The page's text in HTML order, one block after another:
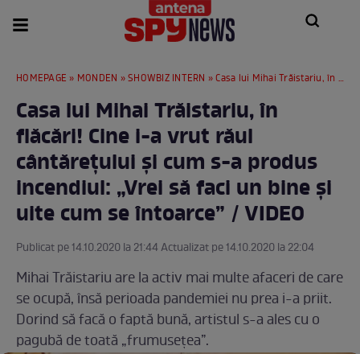
HOMEPAGE » MONDEN »SHOWBIZ INTERN » Casa lui Mihai Trăistariu, în flăcări! Cine i-a vrut răul cântărețului și cum s-a produs incendiul: „Vrei să faci un bine și uite cum se întoarce” / VIDEO
Casa lui Mihai Trăistariu, în
flăcări! Cine i-a vrut răul
cântărețului și cum s-a produs
incendiul: „Vrei să faci un bine și
uite cum se întoarce” / VIDEO
Publicat pe 14.10.2020 la 21:44 Actualizat pe 14.10.2020 la 22:04
Mihai Trăistariu are la activ mai multe afaceri de care
se ocupă, însă perioada pandemiei nu prea i-a priit.
Dorind să facă o faptă bună, artistul s-a ales cu o
pagubă de toată „frumusețea”.